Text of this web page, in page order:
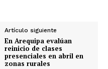
Artículo siguiente
En Arequipa evalúan
reinicio de clases
presenciales en abril en
zonas rurales